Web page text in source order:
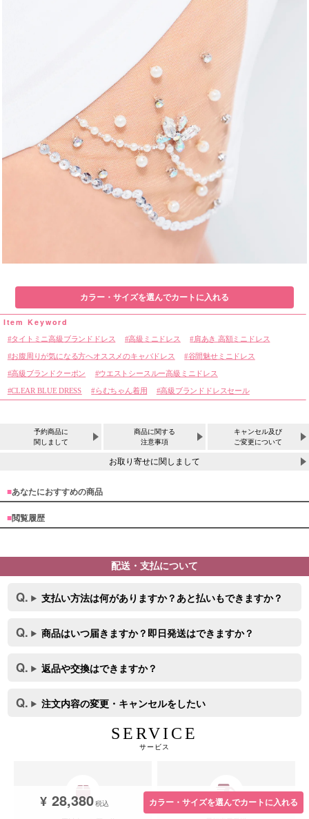
¥ 28,380税込 カラー・サイズを選んでカートに入れる
カラー・サイズを選んでカートに入れる
タイトミニ高級ブランドドレス 高級ミニドレス 肩あき 高額ミニドレス
お腹周りが気になる方へオススメのキャバドレス 谷間魅せミニドレス
高級ブランドクーポン
ウエストシースルー高級ミニドレス
CLEAR BLUE DRESS
らむちゃん着用 高級ブランドドレスセール
予約商品に
関しまして
商品に関する
注意事項
キャンセル及び
ご変更について
お取り寄せに関しまして
■あなたにおすすめの商品
■閲覧履歴
配送・支払について
支払い方法は何がありますか？あと払いもできますか？
商品はいつ届きますか？即日発送はできますか？
返品や交換はできますか？
注文内容の変更・キャンセルをしたい
SERVICE
サービス